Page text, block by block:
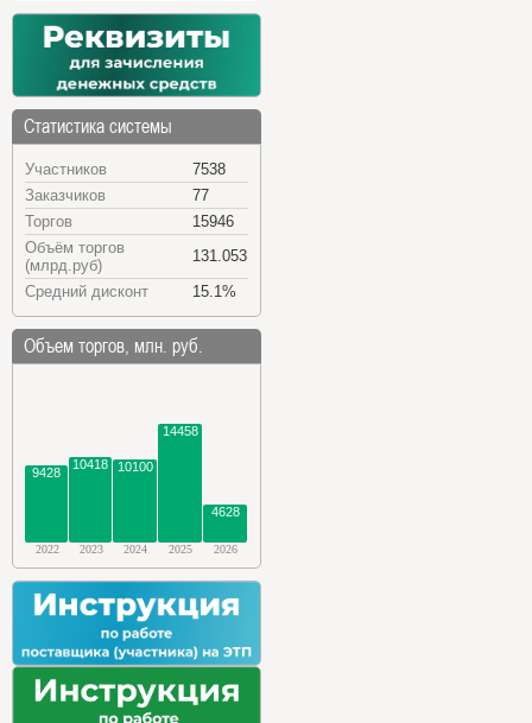
Статистика системы
Участников
7538
Заказчиков
77
Торгов
15946
Объём торгов
(млрд.руб)
131.053
Средний дисконт
15.1%
Объем торгов, млн. руб.
9428
10418 10100
14458
4628
2022 2023 2024 2025 2026